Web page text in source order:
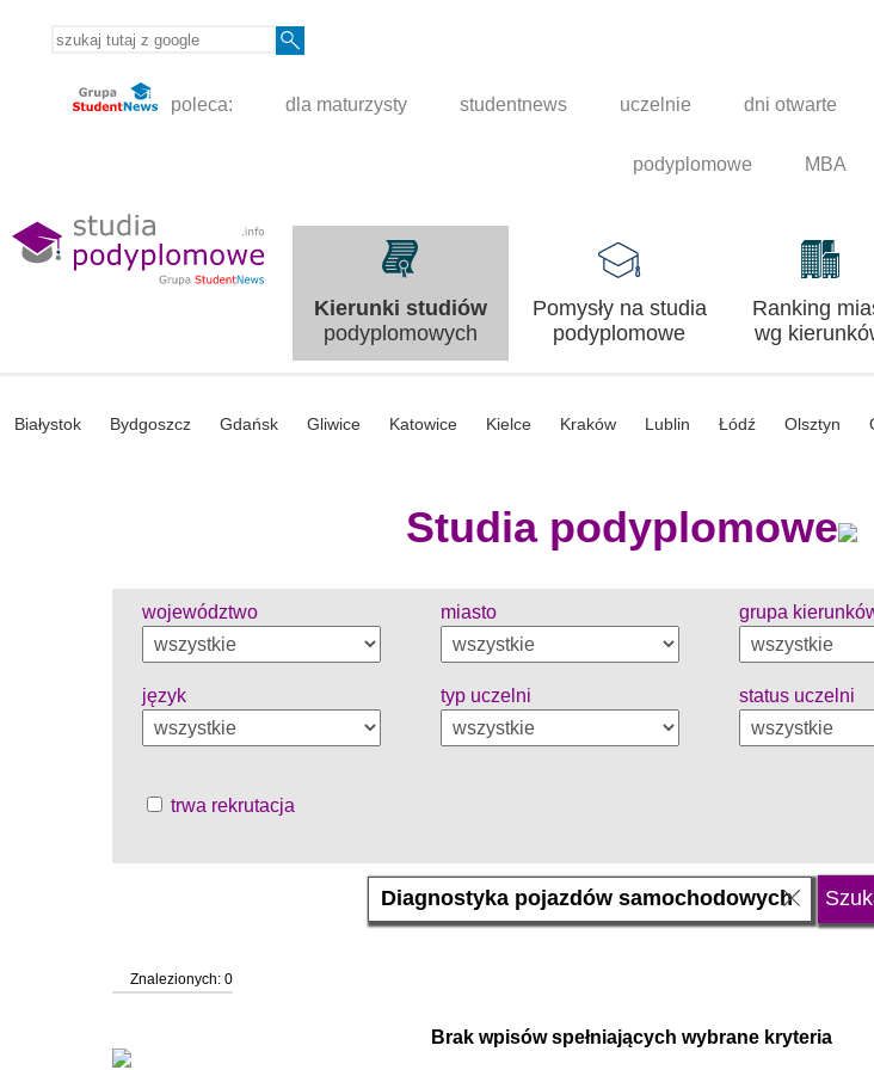
poleca: dla maturzysty studentnews uczelnie dni otwarte
podyplomowe MBA
Kierunki studiów
podyplomowych
Pomysły na studia
podyplomowe
Ranking
wg
Białystok Bydgoszcz Gdańsk Gliwice Katowice Kielce Kraków Lublin Łódź Olsztyn
Studia podyplomowe
województwo miasto grupa
język typ uczelni status uczelni
trwa rekrutacja
Znalezionych: 0
Brak wpisów spełniających wybrane kryteria